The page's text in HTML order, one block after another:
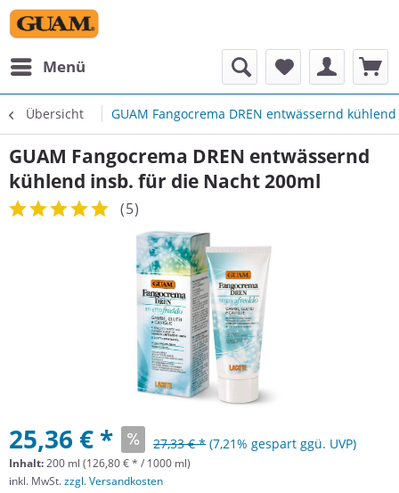
Menü
Übersicht GUAM Fangocrema DREN entwässernd
GUAM Fangocrema DREN entwässernd
kühlend insb. für die Nacht 200ml
(5)
25,36 € * 27,33 € * (7,21% gespart ggü. UVP)
Inhalt:200 ml (126,80 € * / 1000 ml)
inkl. MwSt.zzgl. Versandkosten